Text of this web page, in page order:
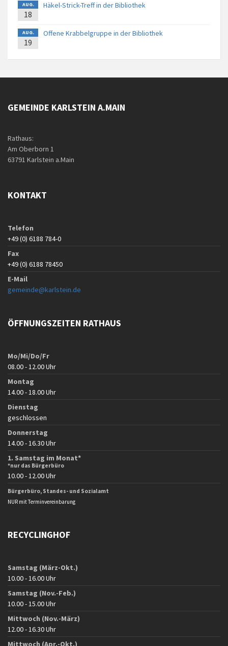
AUG.
18
Häkel-Strick-Treff in der Bibliothek
AUG.
19
Offene Krabbelgruppe in der Bibliothek
GEMEINDE KARLSTEIN A.MAIN
Rathaus:
Am Oberborn 1
63791 Karlstein a.Main
KONTAKT
Telefon
+49 (0) 6188 784-0
Fax
+49 (0) 6188 78450
E-Mail
gemeinde@karlstein.de
ÖFFNUNGSZEITEN RATHAUS
Mo/Mi/Do/Fr
08.00 - 12.00 Uhr
Montag
14.00 - 18.00 Uhr
Dienstag
geschlossen
Donnerstag
14.00 - 16.30 Uhr
1. Samstag im Monat*
*nur das Bürgerbüro
10.00 - 12.00 Uhr
Bürgerbüro, Standes- und Sozialamt
NUR mit Terminvereinbarung
RECYCLINGHOF
Samstag (März-Okt.)
10.00 - 16.00 Uhr
Samstag (Nov.-Feb.)
10.00 - 15.00 Uhr
Mittwoch (Nov.-März)
12.00 - 16.30 Uhr
Mittwoch (Apr.-Okt.)